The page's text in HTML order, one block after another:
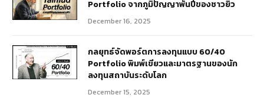
Portfolio จากภูมิปัญญาพันปีของชาวยิว
December 16, 2025
กลยุทธ์จัดพอร์ตการลงทุนแบบ 60/40
Portfolio พิมพ์เขียวและมาตรฐานของนัก
ลงทุนสถาบันระดับโลก
December 15, 2025